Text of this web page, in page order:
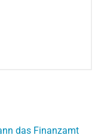
das Finanzamt